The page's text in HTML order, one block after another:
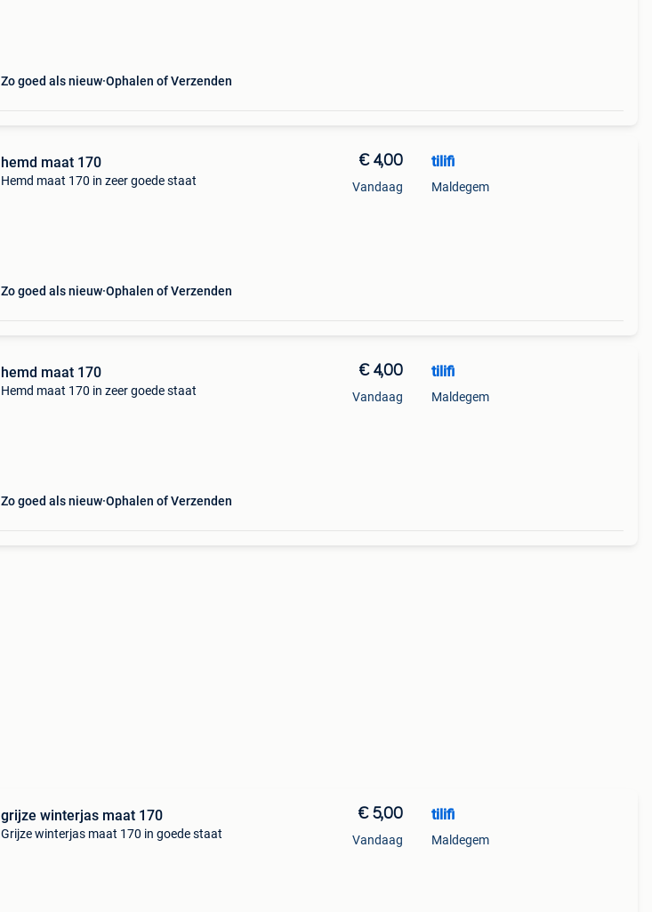
Zo goed als nieuw Ophalen of Verzenden
hemd maat 170
Hemd maat 170 in zeer goede staat
Zo goed als nieuw Ophalen of Verzenden
€ 4,00
Vandaag
tilifi
Maldegem
hemd maat 170
Hemd maat 170 in zeer goede staat
Zo goed als nieuw Ophalen of Verzenden
€ 4,00
Vandaag
tilifi
Maldegem
grijze winterjas maat 170
Grijze winterjas maat 170 in goede staat
€ 5,00
Vandaag
tilifi
Maldegem